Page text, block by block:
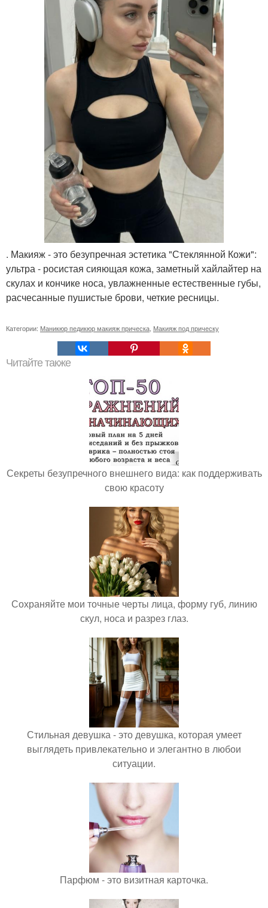
. Макияж - это безупречная эстетика "Стеклянной Кожи":
ультра - росистая сияющая кожа, заметный хайлайтер на
скулах и кончике носа, увлажненные естественные губы,
расчесанные пушистые брови, четкие ресницы.
Категории: Маникюр педикюр макияж прическа Макияж под прическу
Читайте также
Секреты безупречного внешнего вида: как поддерживать
свою красоту
Сохраняйте мои точные черты лица, форму губ, линию
скул, носа и разрез глаз.
Стильная девушка - это девушка, которая умеет
выглядеть привлекательно и элегантно в любои
ситуации.
Парфюм - это визитная карточка.